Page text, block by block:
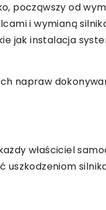
począwszy od
i wymianą
jak instalacja
napraw
właściciel